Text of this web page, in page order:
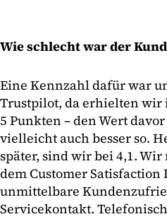
Wie schlecht war der
Eine Kennzahl dafür war
Trustpilot, da erhielten wir
5 Punkten – den Wert
vielleicht auch besser so.
später, sind wir bei 4,1.
dem Customer Satisfaction
unmittelbare
Servicekontakt.